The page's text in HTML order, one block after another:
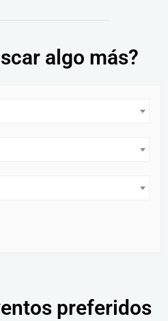
algo más?
preferidos